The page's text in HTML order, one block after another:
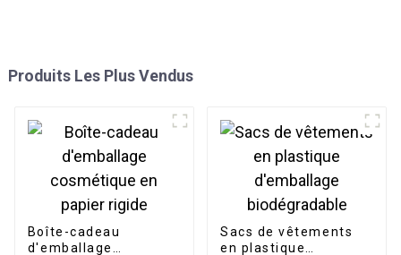
Produits Les Plus Vendus
Boîte-cadeau
d'emballage
Sacs de vêtements
en plastique